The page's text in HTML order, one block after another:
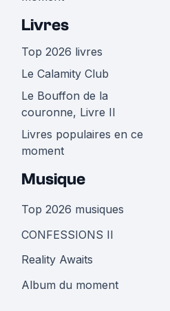
Livres
Top 2026 livres
Le Calamity Club
Le Bouffon de la
couronne, Livre II
Livres populaires en ce
moment
Musique
Top 2026 musiques
CONFESSIONS II
Reality Awaits
Album du moment